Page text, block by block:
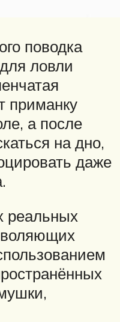
поводка
ловли
приманку
а после
на дно,
даже
реальных